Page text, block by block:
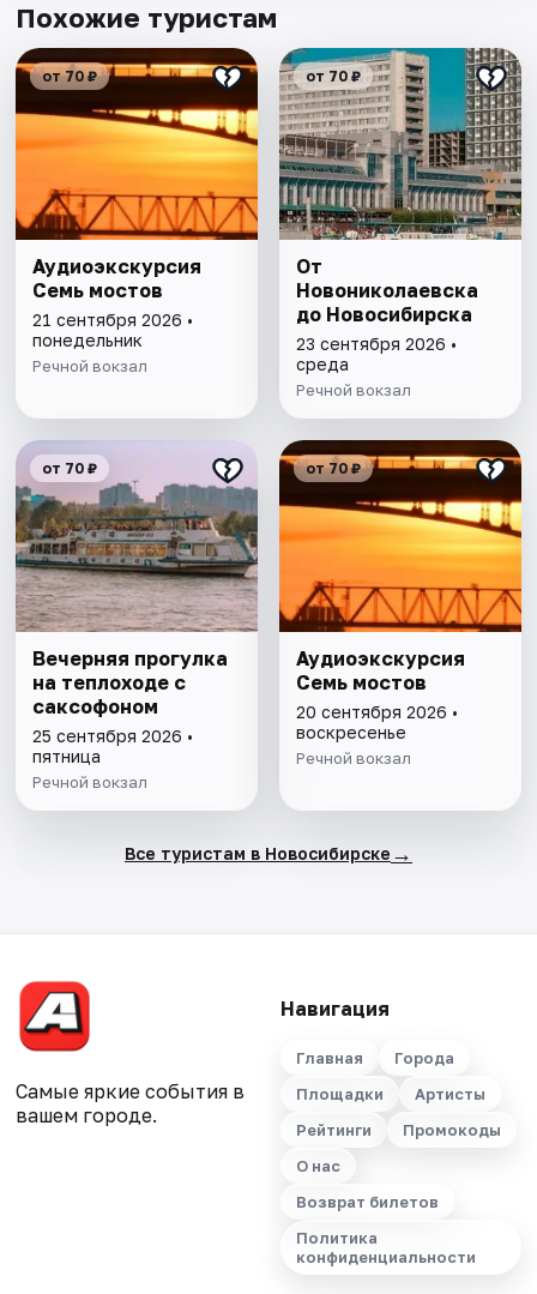
Похожие туристам
от 70 ₽
Аудиоэкскурсия
Семь мостов
21 сентября 2026 •
понедельник
Речной вокзал
от 70 ₽
От
Новониколаевска
до Новосибирска
23 сентября 2026 •
среда
Речной вокзал
от 70 ₽
Вечерняя прогулка
на теплоходе с
саксофоном
25 сентября 2026 •
пятница
Речной вокзал
от 70 ₽
Аудиоэкскурсия
Семь мостов
20 сентября 2026 •
воскресенье
Речной вокзал
Все туристам в Новосибирске →
Самые яркие события в
вашем городе.
Навигация
Главная
Города
Площадки
Артисты
Рейтинги
Промокоды
О нас
Возврат билетов
Политика
конфиденциальности